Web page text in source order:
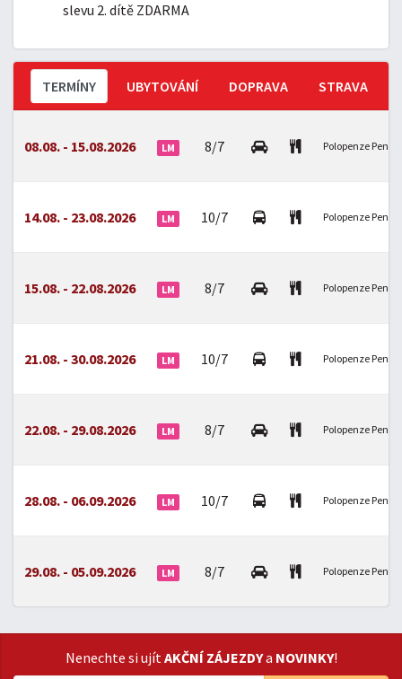
slevu 2. dítě ZDARMA
TERMÍNY UBYTOVÁNÍ DOPRAVA STRAVA
08.08. - 15.08.2026 LM 8/7 Polopenze
14.08. - 23.08.2026 LM 10/7 Polopenze
15.08. - 22.08.2026 LM 8/7 Polopenze
21.08. - 30.08.2026 LM 10/7 Polopenze
22.08. - 29.08.2026 LM 8/7 Polopenze
28.08. - 06.09.2026 LM 10/7 Polopenze
29.08. - 05.09.2026 LM 8/7 Polopenze
Nenechte si ujítAKČNÍ ZÁJEZDYa NOVINKY!